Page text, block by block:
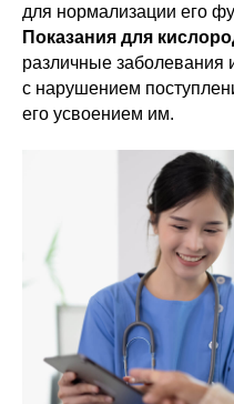
для нормализации его
Показания для
различные заболевания
с нарушением
его усвоением им.